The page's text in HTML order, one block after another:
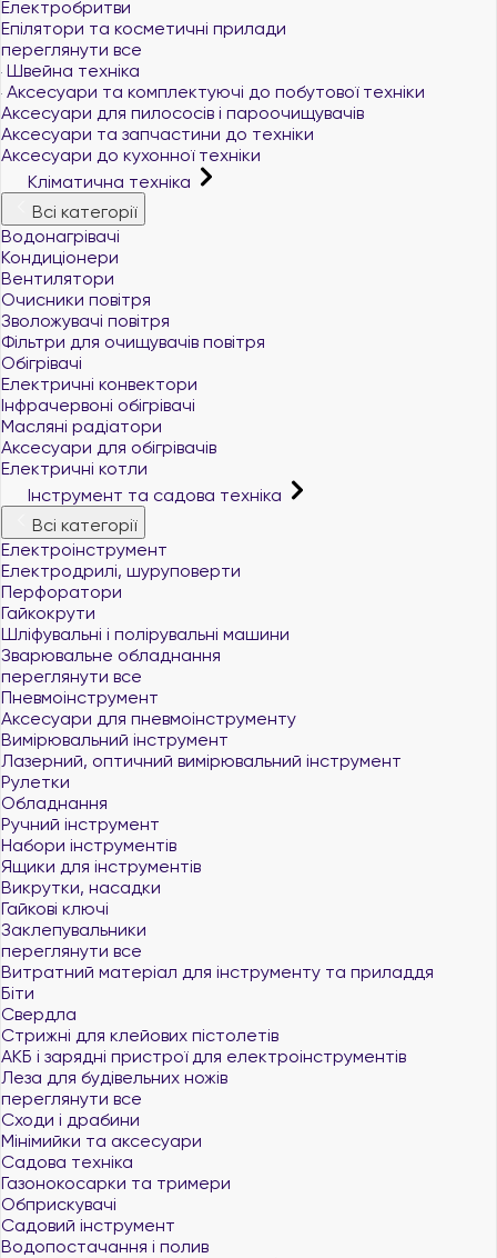
Електробритви
Епілятори та косметичні прилади
переглянути все
Швейна техніка
Аксесуари та комплектуючі до побутової техніки
Аксесуари для пилососів і пароочищувачів
Аксесуари та запчастини до техніки
Аксесуари до кухонної техніки
Кліматична техніка
Всі категорії
Водонагрівачі
Кондиціонери
Вентилятори
Очисники повітря
Зволожувачі повітря
Фільтри для очищувачів повітря
Обігрівачі
Електричні конвектори
Інфрачервоні обігрівачі
Масляні радіатори
Аксесуари для обігрівачів
Електричні котли
Інструмент та садова техніка
Всі категорії
Електроінструмент
Електродрилі, шуруповерти
Перфоратори
Гайкокрути
Шліфувальні і полірувальні машини
Зварювальне обладнання
переглянути все
Пневмоінструмент
Аксесуари для пневмоінструменту
Вимірювальний інструмент
Лазерний, оптичний вимірювальний інструмент
Рулетки
Обладнання
Ручний інструмент
Набори інструментів
Ящики для інструментів
Викрутки, насадки
Гайкові ключі
Заклепувальники
переглянути все
Витратний матеріал для інструменту та приладдя
Біти
Свердла
Стрижні для клейових пістолетів
АКБ і зарядні пристрої для електроінструментів
Леза для будівельних ножів
переглянути все
Сходи і драбини
Мінімийки та аксесуари
Садова техніка
Газонокосарки та тримери
Обприскувачі
Садовий інструмент
Водопостачання і полив